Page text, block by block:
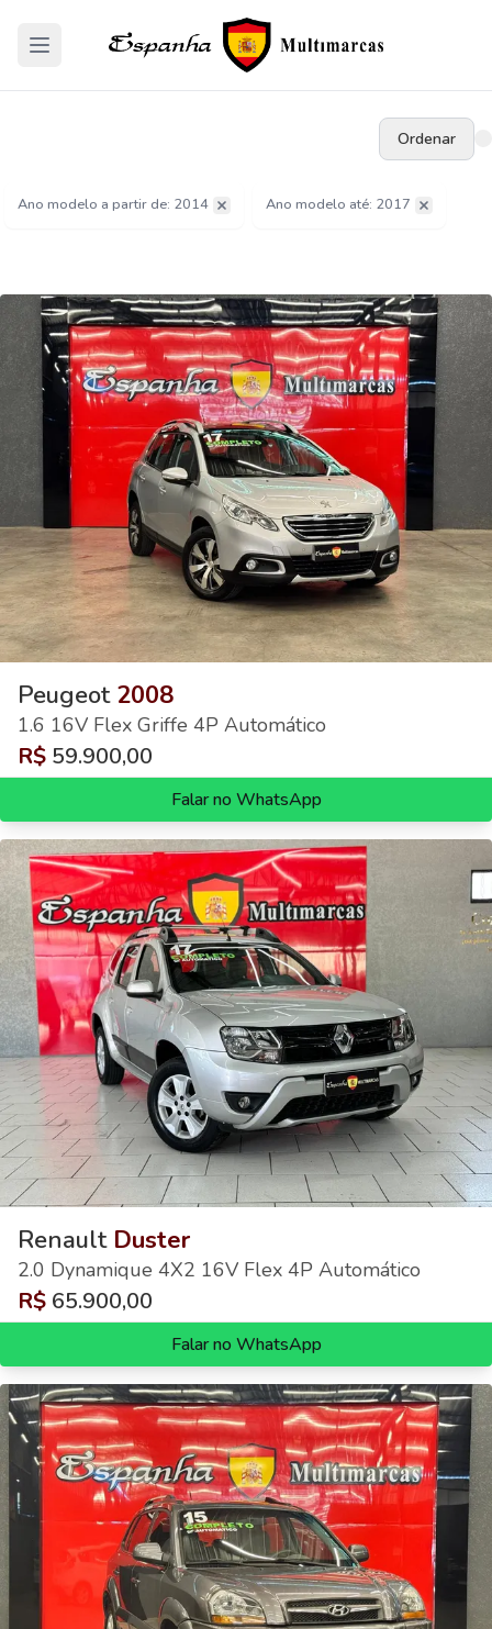
Ordenar
Ano modelo a partir de: 2014 Ano modelo até: 2017
Peugeot 2008
1.6 16V Flex Griffe 4P Automático
R$ 59.900,00
Falar no WhatsApp
Renault Duster
2.0 Dynamique 4X2 16V Flex 4P Automático
R$ 65.900,00
Falar no WhatsApp